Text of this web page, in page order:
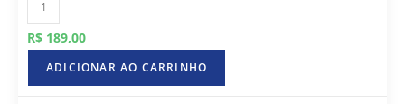
R$ 189,00
ADICIONAR AO CARRINHO